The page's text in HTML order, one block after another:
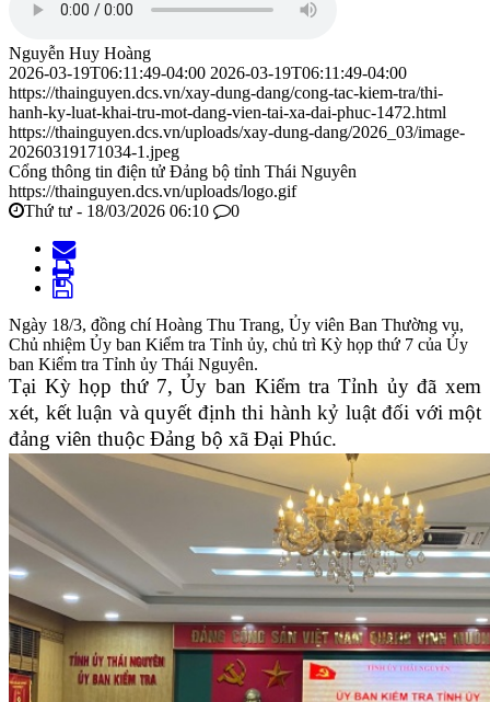
Nguyễn Huy Hoàng
2026-03-19T06:11:49-04:00 2026-03-19T06:11:49-04:00
https://thainguyen.dcs.vn/xay-dung-dang/cong-tac-kiem-tra/thi-
hanh-ky-luat-khai-tru-mot-dang-vien-tai-xa-dai-phuc-1472.html
https://thainguyen.dcs.vn/uploads/xay-dung-dang/2026_03/image-
20260319171034-1.jpeg
Cổng thông tin điện tử Đảng bộ tỉnh Thái Nguyên
https://thainguyen.dcs.vn/uploads/logo.gif
Thứ tư - 18/03/2026 06:10
0
Ngày 18/3, đồng chí Hoàng Thu Trang, Ủy viên Ban Thường vụ,
Chủ nhiệm Ủy ban Kiểm tra Tỉnh ủy, chủ trì Kỳ họp thứ 7 của Ủy
ban Kiểm tra Tỉnh ủy Thái Nguyên.
Tại Kỳ họp thứ 7, Ủy ban Kiểm tra Tỉnh ủy đã xem
xét, kết luận và quyết định thi hành kỷ luật đối với một
đảng viên thuộc Đảng bộ xã Đại Phúc.